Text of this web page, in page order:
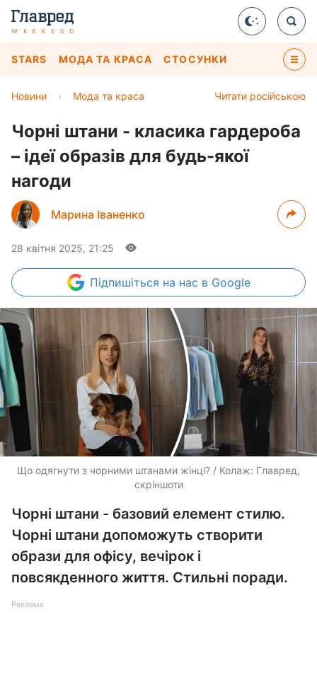
STARS МОДА ТА КРАСА СТОСУНКИ
Читати російською
Новини › Мода та краса
Чорні штани - класика гардероба
– ідеї образів для будь-якої
нагоди
Марина Іваненко
28 квітня 2025, 21:25
Підпишіться на нас в Google
Що одягнути з чорними штанами жінці? / Колаж: Главред,
скріншоти
Чорні штани - базовий елемент стилю.
Чорні штани допоможуть створити
образи для офісу, вечірок і
повсякденного життя. Стильні поради.
Реклама